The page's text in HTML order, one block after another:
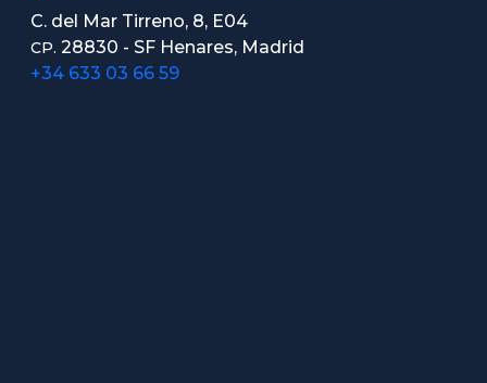
C. del Mar Tirreno, 8, E04
CP. 28830 - SF Henares, Madrid
+34 633 03 66 59